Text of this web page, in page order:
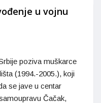
u vojnu
poziva muškarce
(1994.-2005.), koji
se jave u centar
Čačak,